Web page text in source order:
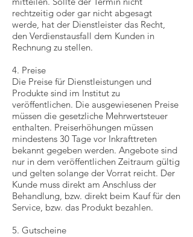
rechtzeitig oder gar nicht abgesagt
werde, hat der Dienstleister das Recht,
den Verdienstausfall dem Kunden in
Rechnung zu stellen.
4. Preise
Die Preise für Dienstleistungen und
Produkte sind im Institut zu
veröffentlichen. Die ausgewiesenen Preise
müssen die gesetzliche Mehrwertsteuer
enthalten. Preiserhöhungen müssen
mindestens 30 Tage vor Inkrafttreten
bekannt gegeben werden. Angebote sind
nur in dem veröffentlichen Zeitraum gültig
und gelten solange der Vorrat reicht. Der
Kunde muss direkt am Anschluss der
Behandlung, bzw. direkt beim Kauf für den
Service, bzw. das Produkt bezahlen.
5. Gutscheine